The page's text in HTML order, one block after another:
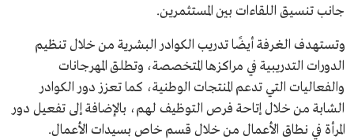
جانب تنسيق اللقاءات بين المستثمرين.
وتستهدف الغرفة أيضًا تدريب الكوادر البشرية من خلال تنظيم
الدورات التدريبية في مراكزها المتخصصة، وتطلق المهرجانات
والفعاليات التي تدعم المنتجات الوطنية، كما تعزز دور الكوادر
الشابة من خلال إتاحة فرص التوظيف لهم، بالإضافة إلى تفعيل دور
المرأة في نطاق الأعمال من خلال قسم خاص بسيدات الأعمال.